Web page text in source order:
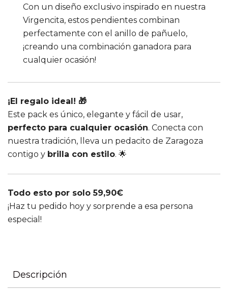
Con un diseño exclusivo inspirado en nuestra
Virgencita, estos pendientes combinan
perfectamente con el anillo de pañuelo,
¡creando una combinación ganadora para
cualquier ocasión!
¡El regalo ideal! 🎁
Este pack es único, elegante y fácil de usar,
perfecto para cualquier ocasión. Conecta con
nuestra tradición, lleva un pedacito de Zaragoza
contigo y brilla con estilo. 🌟
Todo esto por solo 59,90€
¡Haz tu pedido hoy y sorprende a esa persona
especial!
Descripción